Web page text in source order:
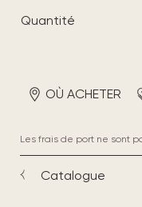
Quantité
OÙ ACHETER
Les frais de port ne sont
Catalogue